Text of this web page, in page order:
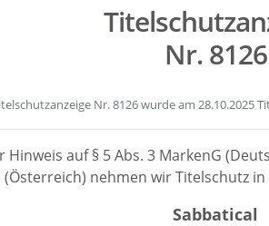
Nr. 8126
Nr. 8126 wurde am 28.10.2025
Hinweis auf § 5 Abs. 3 MarkenG
(Österreich) nehmen wir Titelschutz
Sabbatical